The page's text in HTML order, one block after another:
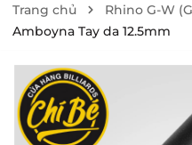
Trang chủ Rhino G-W
Amboyna Tay da 12.5mm